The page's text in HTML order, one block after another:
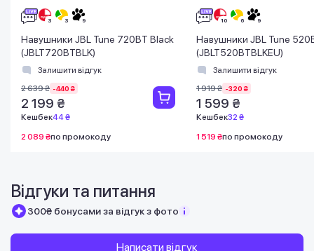
Навушники JBL Tune 720BT Black
(JBLT720BTBLK)
Залишити відгук
2 639 ₴ -440 ₴
2 199 ₴
Кешбек44 ₴
2 089 ₴по промокоду
Навушники JBL Tune
(JBLT520BTBLKEU)
Залишити відгук
1 919 ₴ -320 ₴
1 599 ₴
Кешбек32 ₴
1 519 ₴по промокоду
Відгуки та питання
300₴ бонусами за відгук з фото
Написати відгук